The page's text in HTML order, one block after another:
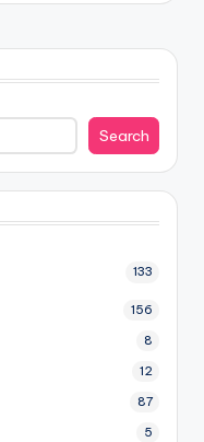
Search
133
156
8
12
87
5